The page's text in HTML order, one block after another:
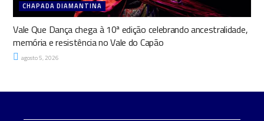
CHAPADA DIAMANTINA
Vale Que Dança chega à 10ª edição celebrando ancestralidade,
memória e resistência no Vale do Capão
agosto 5, 2026